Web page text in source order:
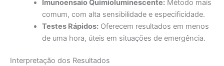
Imunoensaio Quimioluminescente:Método mais
comum, com alta sensibilidade e especificidade.
Testes Rápidos:Oferecem resultados em menos
de uma hora, úteis em situações de emergência.
Interpretação dos Resultados